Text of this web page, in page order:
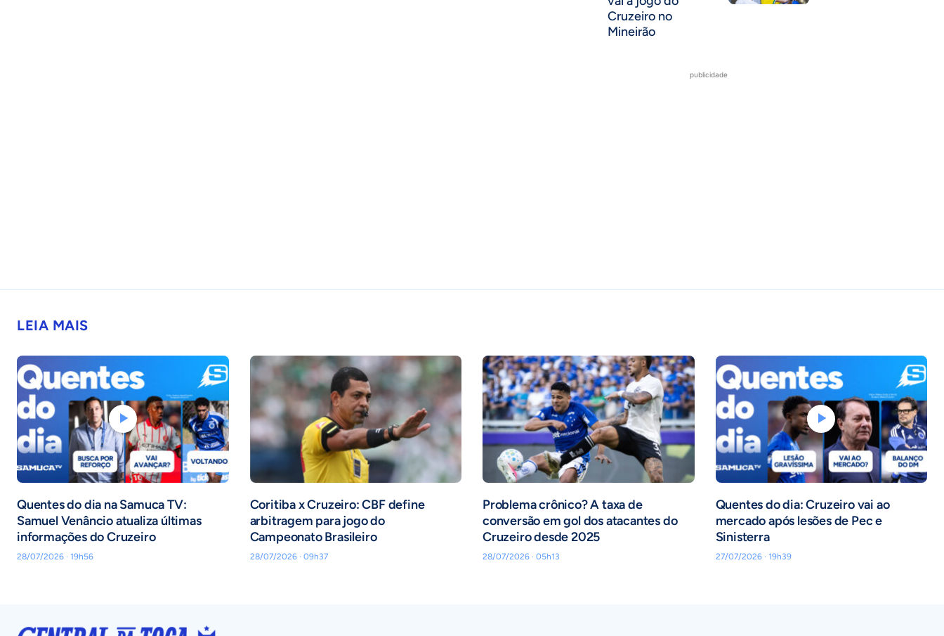
Cruzeiro no
Mineirão
publicidade
LEIA MAIS
Quentes do dia na Samuca TV:
Samuel Venâncio atualiza últimas
informações do Cruzeiro
28/07/2026 · 19h56
Coritiba x Cruzeiro: CBF define
arbitragem para jogo do
Campeonato Brasileiro
28/07/2026 · 09h37
Problema crônico? A taxa de
conversão em gol dos atacantes do
Cruzeiro desde 2025
28/07/2026 · 05h13
Quentes do dia: Cruzeiro vai ao
mercado após lesões de Pec e
Sinisterra
27/07/2026 · 19h39